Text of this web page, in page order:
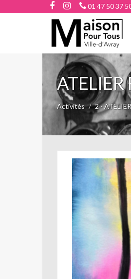
01 47 50 37
ATELIER
Activités 2 -